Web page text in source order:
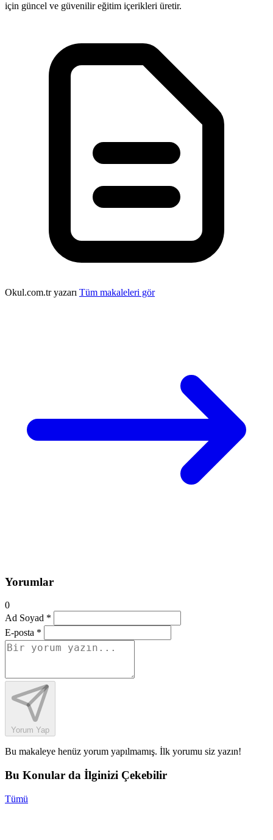
için güncel ve güvenilir eğitim içerikleri üretir.
Okul.com.tr yazarı Tüm makaleleri gör
Yorumlar
0
Ad Soyad *
E-posta *
Yorum Yap
Bu makaleye henüz yorum yapılmamış. İlk yorumu siz yazın!
Bu Konular da İlginizi Çekebilir
Tümü